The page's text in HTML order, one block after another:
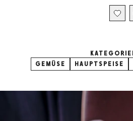
GEMÜSE
HAUPTSPEISE